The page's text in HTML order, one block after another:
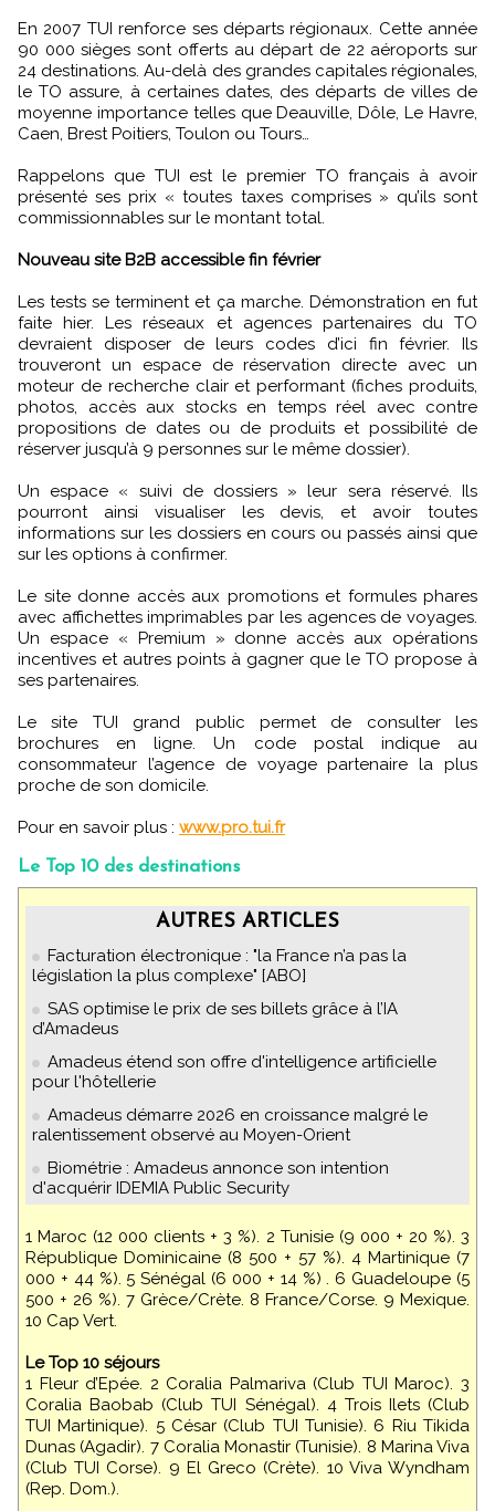
En 2007 TUI renforce ses départs régionaux. Cette année
90 000 sièges sont offerts au départ de 22 aéroports sur
24 destinations. Au-delà des grandes capitales régionales,
le TO assure, à certaines dates, des départs de villes de
moyenne importance telles que Deauville, Dôle, Le Havre,
Caen, Brest Poitiers, Toulon ou Tours…
Rappelons que TUI est le premier TO français à avoir
présenté ses prix « toutes taxes comprises » qu’ils sont
commissionnables sur le montant total.
Nouveau site B2B accessible fin février
Les tests se terminent et ça marche. Démonstration en fut
faite hier. Les réseaux et agences partenaires du TO
devraient disposer de leurs codes d’ici fin février. Ils
trouveront un espace de réservation directe avec un
moteur de recherche clair et performant (fiches produits,
photos, accès aux stocks en temps réel avec contre
propositions de dates ou de produits et possibilité de
réserver jusqu’à 9 personnes sur le même dossier).
Un espace « suivi de dossiers » leur sera réservé. Ils
pourront ainsi visualiser les devis, et avoir toutes
informations sur les dossiers en cours ou passés ainsi que
sur les options à confirmer.
Le site donne accès aux promotions et formules phares
avec affichettes imprimables par les agences de voyages.
Un espace « Premium » donne accès aux opérations
incentives et autres points à gagner que le TO propose à
ses partenaires.
Le site TUI grand public permet de consulter les
brochures en ligne. Un code postal indique au
consommateur l’agence de voyage partenaire la plus
proche de son domicile.
Pour en savoir plus : www.pro.tui.fr
Le Top 10 des destinations
AUTRES ARTICLES
Facturation électronique : "la France n’a pas la
législation la plus complexe" [ABO]
SAS optimise le prix de ses billets grâce à l’IA
d’Amadeus
Amadeus étend son offre d'intelligence artificielle
pour l'hôtellerie
Amadeus démarre 2026 en croissance malgré le
ralentissement observé au Moyen-Orient
Biométrie : Amadeus annonce son intention
d'acquérir IDEMIA Public Security
1 Maroc (12 000 clients + 3 %). 2 Tunisie (9 000 + 20 %). 3
République Dominicaine (8 500 + 57 %). 4 Martinique (7
000 + 44 %). 5 Sénégal (6 000 + 14 %) . 6 Guadeloupe (5
500 + 26 %). 7 Grèce/Crète. 8 France/Corse. 9 Mexique.
10 Cap Vert.
Le Top 10 séjours
1 Fleur d’Epée. 2 Coralia Palmariva (Club TUI Maroc). 3
Coralia Baobab (Club TUI Sénégal). 4 Trois Ilets (Club
TUI Martinique). 5 César (Club TUI Tunisie). 6 Riu Tikida
Dunas (Agadir). 7 Coralia Monastir (Tunisie). 8 Marina Viva
(Club TUI Corse). 9 El Greco (Crète). 10 Viva Wyndham
(Rep. Dom.).